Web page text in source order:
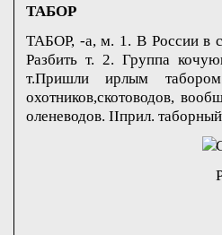
ТАБОР
ТАБОР, -а, м. 1. В России в
Разбить т. 2. Группа
т.Пришли ирлым
охотников,скотоводов,
оленеводов. IIприл.